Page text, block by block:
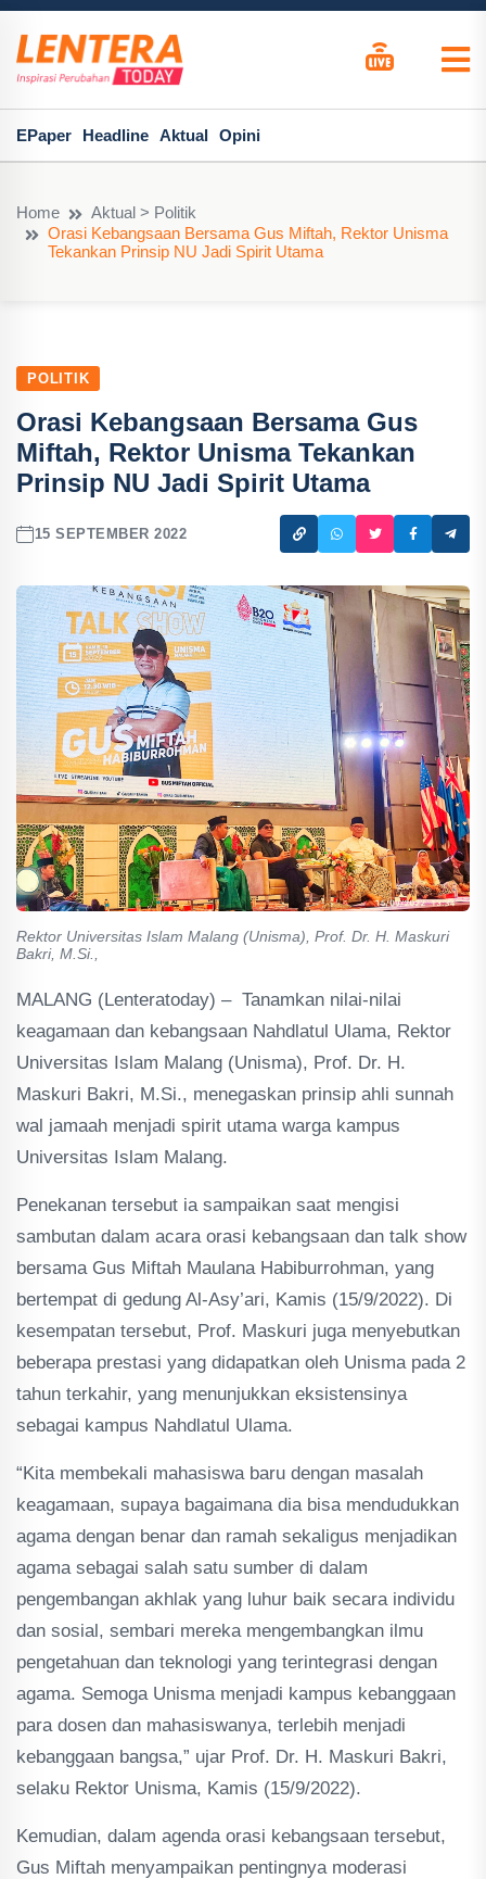
EPaper Headline Aktual Opini
Home
Aktual > Politik
Orasi Kebangsaan Bersama Gus Miftah, Rektor Unisma
Tekankan Prinsip NU Jadi Spirit Utama
POLITIK
Orasi Kebangsaan Bersama Gus
Miftah, Rektor Unisma Tekankan
Prinsip NU Jadi Spirit Utama
15 SEPTEMBER 2022
Rektor Universitas Islam Malang (Unisma), Prof. Dr. H. Maskuri
Bakri, M.Si.,
MALANG (Lenteratoday) – Tanamkan nilai-nilai
keagamaan dan kebangsaan Nahdlatul Ulama, Rektor
Universitas Islam Malang (Unisma), Prof. Dr. H.
Maskuri Bakri, M.Si., menegaskan prinsip ahli sunnah
wal jamaah menjadi spirit utama warga kampus
Universitas Islam Malang.
Penekanan tersebut ia sampaikan saat mengisi
sambutan dalam acara orasi kebangsaan dan talk show
bersama Gus Miftah Maulana Habiburrohman, yang
bertempat di gedung Al-Asy’ari, Kamis (15/9/2022). Di
kesempatan tersebut, Prof. Maskuri juga menyebutkan
beberapa prestasi yang didapatkan oleh Unisma pada 2
tahun terkahir, yang menunjukkan eksistensinya
sebagai kampus Nahdlatul Ulama.
“Kita membekali mahasiswa baru dengan masalah
keagamaan, supaya bagaimana dia bisa mendudukkan
agama dengan benar dan ramah sekaligus menjadikan
agama sebagai salah satu sumber di dalam
pengembangan akhlak yang luhur baik secara individu
dan sosial, sembari mereka mengembangkan ilmu
pengetahuan dan teknologi yang terintegrasi dengan
agama. Semoga Unisma menjadi kampus kebanggaan
para dosen dan mahasiswanya, terlebih menjadi
kebanggaan bangsa,” ujar Prof. Dr. H. Maskuri Bakri,
selaku Rektor Unisma, Kamis (15/9/2022).
Kemudian, dalam agenda orasi kebangsaan tersebut,
Gus Miftah menyampaikan pentingnya moderasi